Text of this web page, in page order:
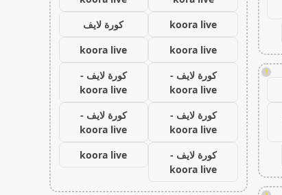
!
koora live
كورة لايف
koora live
koora live
كورة لايف -
koora live
كورة لايف -
koora live
كورة لايف -
koora live
كورة لايف -
koora live
كورة لايف -
koora live
koora live